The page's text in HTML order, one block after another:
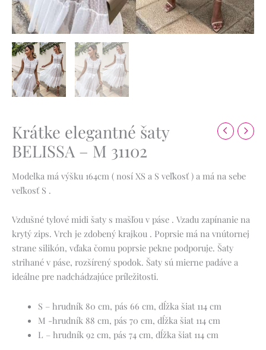
Krátke elegantné šaty
BELISSA – M 31102
Modelka má výšku 164cm ( nosí XS a S veľkosť ) a má na sebe
veľkosť S .
Vzdušné tylové midi šaty s mašľou v páse . Vzadu zapínanie na
krytý zips. Vrch je zdobený krajkou . Poprsie má na vnútornej
strane silikón, vďaka čomu poprsie pekne podporuje. Šaty
strihané v páse, rozšírený spodok. Šaty sú mierne padáve a
ideálne pre nadchádzajúce príležitosti.
S – hrudník 80 cm, pás 66 cm, dĺžka šiat 114 cm
M -hrudník 88 cm, pás 70 cm, dĺžka šiat 114 cm
L – hrudník 92 cm, pás 74 cm, dĺžka šiat 114 cm